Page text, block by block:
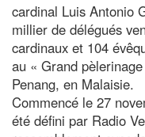
cardinal Luis Antonio
millier de délégués
cardinaux et 104
au « Grand
Penang, en Malaisie.
Commencé le 27
été défini par Radio